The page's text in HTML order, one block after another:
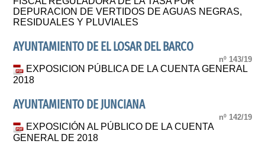
DEPURACION DE VERTIDOS DE AGUAS NEGRAS,
RESIDUALES Y PLUVIALES
AYUNTAMIENTO DE EL LOSAR DEL BARCO
nº 143/19
EXPOSICION PÚBLICA DE LA CUENTA GENERAL
2018
AYUNTAMIENTO DE JUNCIANA
nº 142/19
EXPOSICIÓN AL PÚBLICO DE LA CUENTA
GENERAL DE 2018